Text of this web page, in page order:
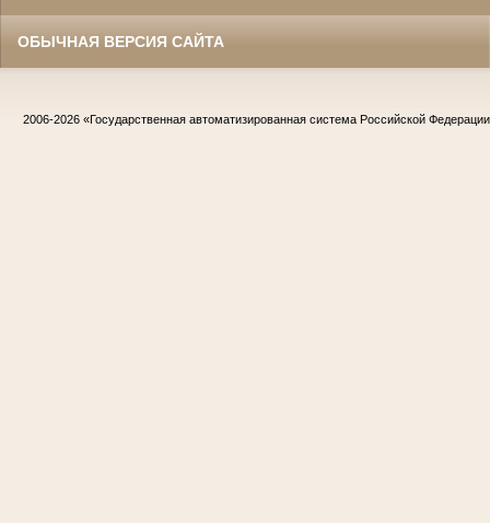
ОБЫЧНАЯ ВЕРСИЯ САЙТА
2006-2026 «Государственная автоматизированная система Российской